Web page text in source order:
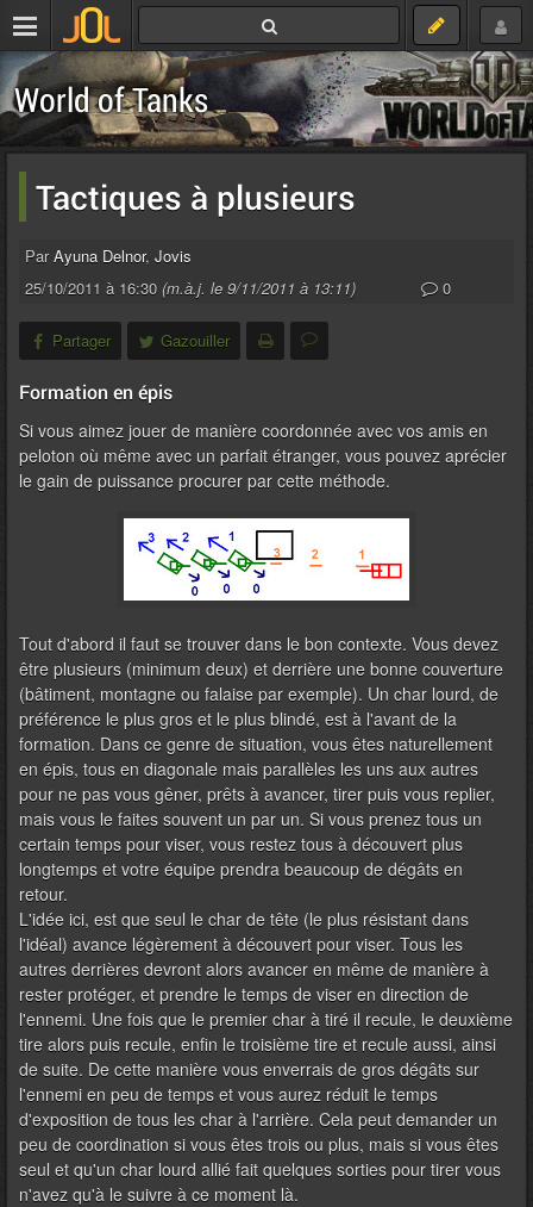
World of Tanks
Tactiques à plusieurs
ParAyuna Delnor, Jovis
25/10/2011 à 16:30 (m.à.j. le 9/11/2011 à 13:11) 0
Partager Gazouiller
Formation en épis
Si vous aimez jouer de manière coordonnée avec vos amis en
peloton où même avec un parfait étranger, vous pouvez aprécier
le gain de puissance procurer par cette méthode.
Tout d'abord il faut se trouver dans le bon contexte. Vous devez
être plusieurs (minimum deux) et derrière une bonne couverture
(bâtiment, montagne ou falaise par exemple). Un char lourd, de
préférence le plus gros et le plus blindé, est à l'avant de la
formation. Dans ce genre de situation, vous êtes naturellement
en épis, tous en diagonale mais parallèles les uns aux autres
pour ne pas vous gêner, prêts à avancer, tirer puis vous replier,
mais vous le faites souvent un par un. Si vous prenez tous un
certain temps pour viser, vous restez tous à découvert plus
longtemps et votre équipe prendra beaucoup de dégâts en
retour.
L'idée ici, est que seul le char de tête (le plus résistant dans
l'idéal) avance légèrement à découvert pour viser. Tous les
autres derrières devront alors avancer en même de manière à
rester protéger, et prendre le temps de viser en direction de
l'ennemi. Une fois que le premier char à tiré il recule, le deuxième
tire alors puis recule, enfin le troisième tire et recule aussi, ainsi
de suite. De cette manière vous enverrais de gros dégâts sur
l'ennemi en peu de temps et vous aurez réduit le temps
d'exposition de tous les char à l'arrière. Cela peut demander un
peu de coordination si vous êtes trois ou plus, mais si vous êtes
seul et qu'un char lourd allié fait quelques sorties pour tirer vous
n'avez qu'à le suivre à ce moment là.